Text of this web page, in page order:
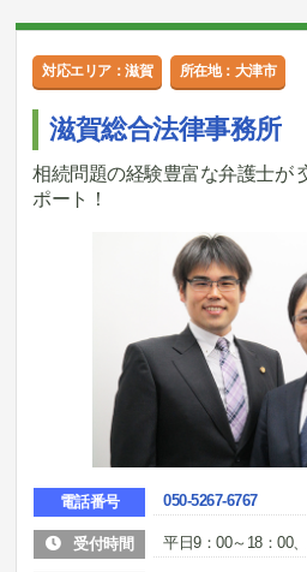
対応エリア：滋賀 所在地：大津市
滋賀総合法律事務所
相続問題の経験豊富な弁護士が
ポート！
電話番号 050-5267-6767
受付時間 平日9：00～18：00